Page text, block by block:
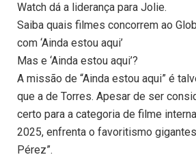
Watch dá a liderança para Jolie.
Saiba quais filmes concorrem ao
com ‘Ainda estou aqui’
Mas e ‘Ainda estou aqui’?
A missão de “Ainda estou aqui” é
que a de Torres. Apesar de ser
certo para a categoria de filme
2025, enfrenta o favoritismo
Pérez”.